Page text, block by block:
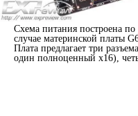
Схема питания построена
случае материнской платы
Плата предлагает три
один полноценный x16),